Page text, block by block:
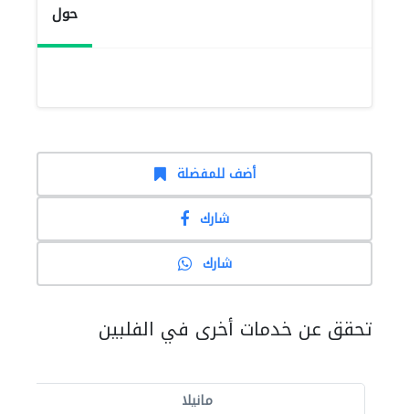
حول
أضف للمفضلة
شارك
شارك
تحقق عن خدمات أخرى في الفلبين
مانيلا